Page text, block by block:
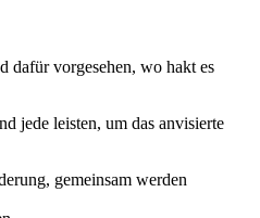
dafür vorgesehen, wo hakt es
jede leisten, um das anvisierte
gemeinsam werden